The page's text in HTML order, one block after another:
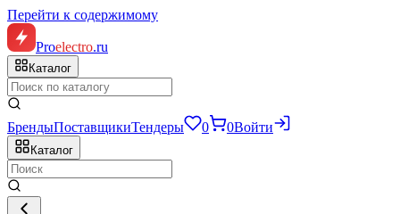
Перейти к содержимому
Proelectro.ru
Каталог
БрендыПоставщикиТендеры 0 0Войти
Каталог